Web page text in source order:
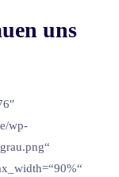
uns
wp-